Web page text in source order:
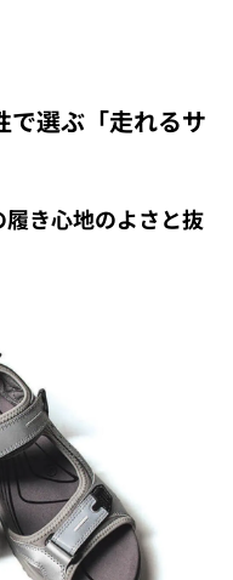
で選ぶ「走れるサ
履き心地のよさと抜